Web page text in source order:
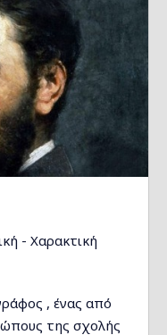
- Χαρακτική
, ένας από
της σχολής